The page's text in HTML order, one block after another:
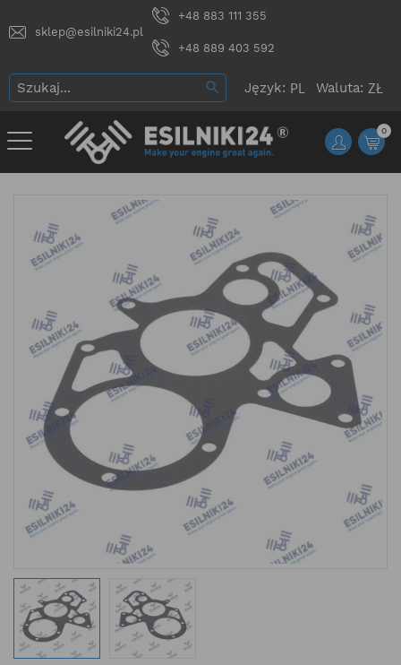
sklep@esilniki24.pl
+48 883 111 355
+48 889 403 592
Język: Waluta:
0